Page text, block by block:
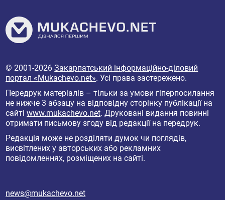
© 2001-2026Закарпатський інформаційно-діловий
портал «Mukachevo.net». Усі права застережено.
Передрук матеріалів – тільки за умови гіперпосилання
не нижче 3 абзацу на відповідну сторінку публікації на
сайтіwww.mukachevo.net. Друковані видання повинні
отримати письмову згоду від редакції на передрук.
Редакція може не розділяти думок чи поглядів,
висвітлених у авторських або рекламних
повідомленнях, розміщених на сайті.
news@mukachevo.net